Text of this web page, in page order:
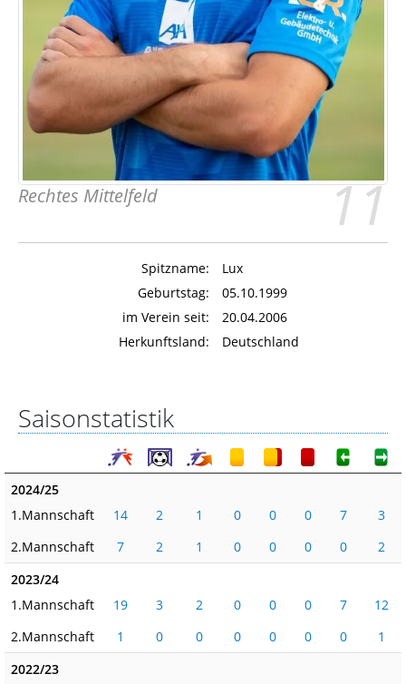
11
Rechtes Mittelfeld
Spitzname:
Lux
Geburtstag:
05.10.1999
im Verein seit:
20.04.2006
Herkunftsland:
Deutschland
Saisonstatistik
2024/25
1.Mannschaft
14 2 1 0 0 0 7
3
2.Mannschaft
7 2 1 0 0 0 0
2
2023/24
1.Mannschaft
19 3 2 0 0 0 7
12
2.Mannschaft
1 0 0 0 0 0 0
1
2022/23